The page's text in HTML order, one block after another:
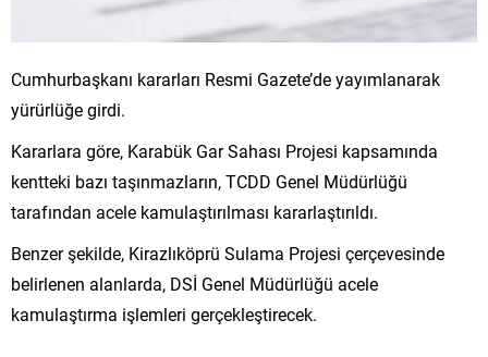
Cumhurbaşkanı kararları Resmi Gazete’de yayımlanarak
yürürlüğe girdi.
Kararlara göre, Karabük Gar Sahası Projesi kapsamında
kentteki bazı taşınmazların, TCDD Genel Müdürlüğü
tarafından acele kamulaştırılması kararlaştırıldı.
Benzer şekilde, Kirazlıköprü Sulama Projesi çerçevesinde
belirlenen alanlarda, DSİ Genel Müdürlüğü acele
kamulaştırma işlemleri gerçekleştirecek.